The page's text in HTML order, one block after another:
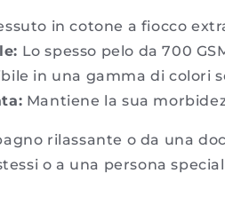
in cotone a fiocco
Lo spesso pelo da 700
in una gamma di colori
Mantiene la sua
rilassante o da una
o a una persona